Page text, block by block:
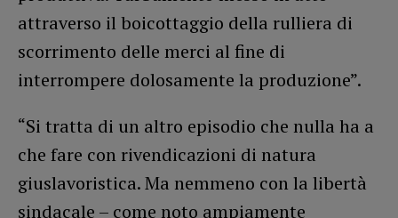
attraverso il boicottaggio della rulliera di
scorrimento delle merci al fine di
interrompere dolosamente la produzione”.
“Si tratta di un altro episodio che nulla ha a
che fare con rivendicazioni di natura
giuslavoristica. Ma nemmeno con la libertà
sindacale – come noto ampiamente